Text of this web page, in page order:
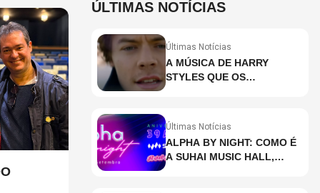
ÚLTIMAS NOTÍCIAS
Últimas Notícias
A MÚSICA DE HARRY
STYLES QUE OS
Últimas Notícias
ALPHA BY NIGHT: COMO É
A SUHAI MUSIC HALL,